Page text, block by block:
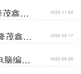
鑫晟] 2022-11-24
茂鑫 2022-05-17
脑编程 2022-05-25